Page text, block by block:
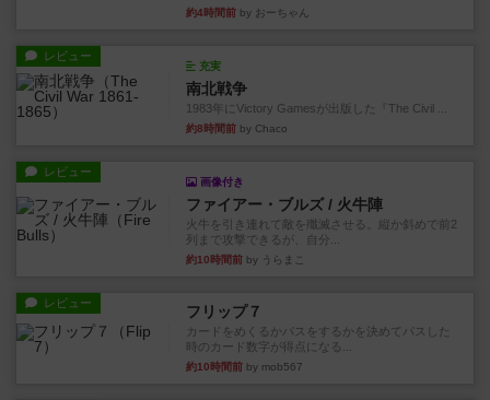
約4時間前 by おーちゃん
レビュー
充実
南北戦争
1983年にVictory Gamesが出版した『The Civil ...
約8時間前 by Chaco
レビュー
画像付き
ファイアー・ブルズ / 火牛陣
火牛を引き連れて敵を殲滅させる。縦か斜めで前2
列まで攻撃できるが、自分...
約10時間前 by うらまこ
レビュー フリップ７
カードをめくるかパスをするかを決めてパスした
時のカード数字が得点になる...
約10時間前 by mob567